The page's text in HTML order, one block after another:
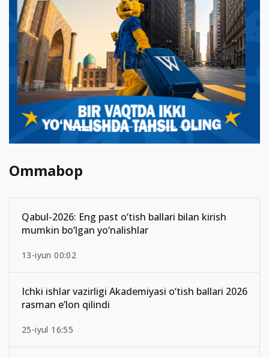
Ommabop
Qabul-2026: Eng past o‘tish ballari bilan kirish
mumkin bo‘lgan yo‘nalishlar
13-iyun 00:02
Ichki ishlar vazirligi Akademiyasi o‘tish ballari 2026
rasman e’lon qilindi
25-iyul 16:55